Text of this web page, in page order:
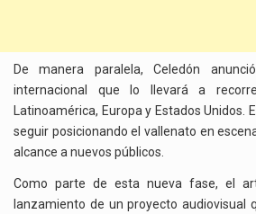
De manera paralela, Celedón
internacional que lo llevará a
Latinoamérica, Europa y Estados Unidos.
seguir posicionando el vallenato en
alcance a nuevos públicos.
Como parte de esta nueva fase, el
lanzamiento de un proyecto audiovisual